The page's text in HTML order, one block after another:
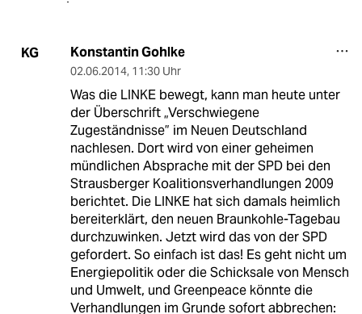
KG Konstantin Gohlke
02.06.2014, 11:30 Uhr
Was die LINKE bewegt, kann man heute unter
der Überschrift „Verschwiegene
Zugeständnisse” im Neuen Deutschland
nachlesen. Dort wird von einer geheimen
mündlichen Absprache mit der SPD bei den
Strausberger Koalitionsverhandlungen 2009
berichtet. Die LINKE hat sich damals heimlich
bereiterklärt, den neuen Braunkohle-Tagebau
durchzuwinken. Jetzt wird das von der SPD
gefordert. So einfach ist das! Es geht nicht um
Energiepolitik oder die Schicksale von Mensch
und Umwelt, und Greenpeace könnte die
Verhandlungen im Grunde sofort abbrechen: